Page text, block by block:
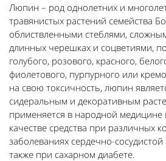
Люпин – род однолетних и
травянистых растений семейства
облиствленными стеблями,
длинных черешках и соцветиями,
голубого, розового, красного,
фиолетового, пурпурного или
на свою токсичность, люпин
сидеральным и декоративным
применяется в народной медицине
качестве средства при различных
заболеваниях сердечно-
также при сахарном диабете.